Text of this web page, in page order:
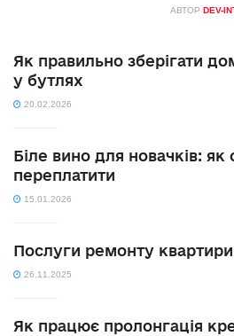
АВТОР DEV-
Як правильно зберігати
у бутлях
20.02.2026
Біле вино для новачків: як
переплатити
15.01.2026
Послуги ремонту
26.11.2025
Як працює пролонгація